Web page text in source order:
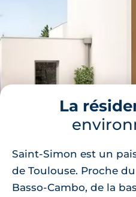
La
Saint-Simon est un
de Toulouse. Proche
Basso-Cambo, de la